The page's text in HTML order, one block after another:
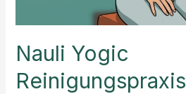
Nauli Yogic
Reinigungspraxis